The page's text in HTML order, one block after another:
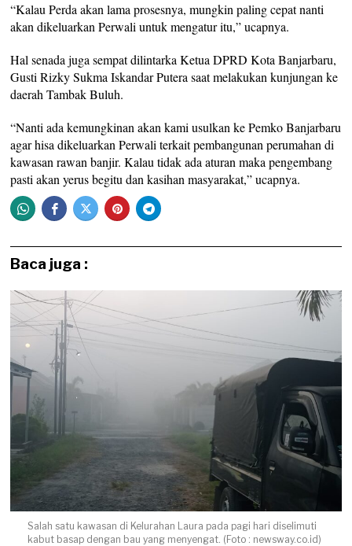
“Kalau Perda akan lama prosesnya, mungkin paling cepat nanti
akan dikeluarkan Perwali untuk mengatur itu,” ucapnya.
Hal senada juga sempat dilintarka Ketua DPRD Kota Banjarbaru,
Gusti Rizky Sukma Iskandar Putera saat melakukan kunjungan ke
daerah Tambak Buluh.
“Nanti ada kemungkinan akan kami usulkan ke Pemko Banjarbaru
agar hisa dikeluarkan Perwali terkait pembangunan perumahan di
kawasan rawan banjir. Kalau tidak ada aturan maka pengembang
pasti akan yerus begitu dan kasihan masyarakat,” ucapnya.
Baca juga :
Salah satu kawasan di Kelurahan Laura pada pagi hari diselimuti
kabut basap dengan bau yang menyengat. (Foto : newsway.co.id)